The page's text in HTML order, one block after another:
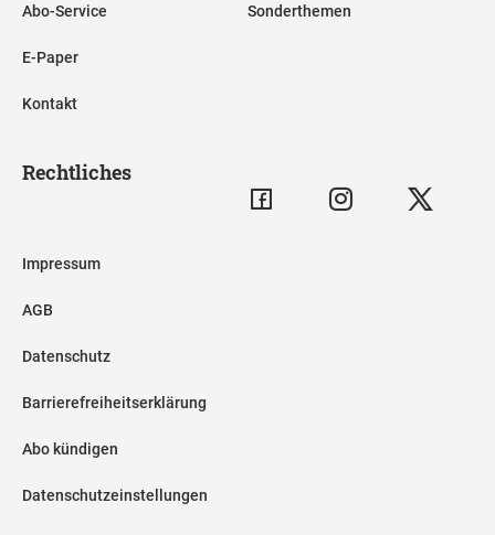
Abo-Service
E-Paper
Kontakt
Sonderthemen
Rechtliches
Impressum
AGB
Datenschutz
Barrierefreiheitserklärung
Abo kündigen
Datenschutzeinstellungen